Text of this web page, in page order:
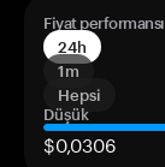
Fiyat performansı
24h
1m
Hepsi
Düşük
$0,0306